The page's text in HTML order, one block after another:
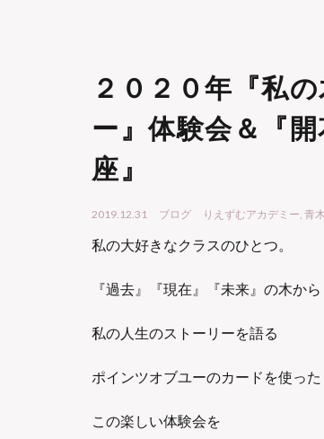
２０２０年『私
ー』体験会＆『
座』
2019.12.31 ブログ りえずむアカデミー, 青
私の大好きなクラスのひとつ。
『過去』『現在』『未来』の木から
私の人生のストーリーを語る
ポインツオブユーのカードを使っ
この楽しい体験会を